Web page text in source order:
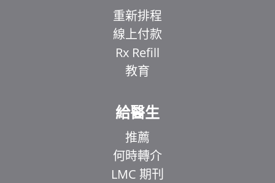
重新排程
線上付款
Rx Refill
教育
給醫生
推薦
何時轉介
LMC 期刊